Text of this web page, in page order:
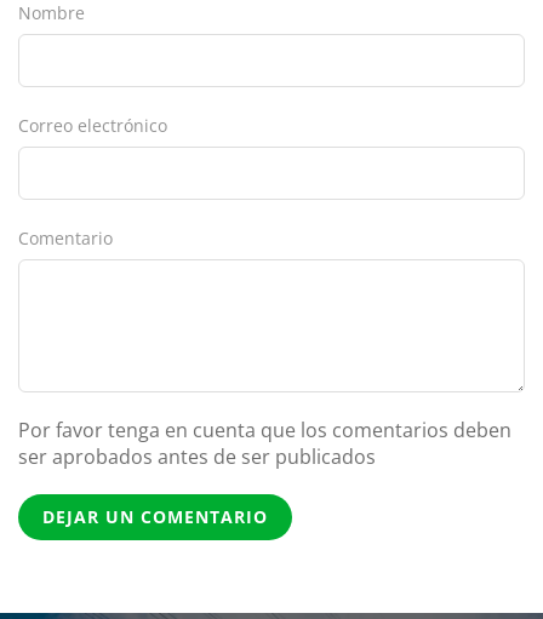
Nombre
Correo electrónico
Comentario
Por favor tenga en cuenta que los comentarios deben
ser aprobados antes de ser publicados
DEJAR UN COMENTARIO